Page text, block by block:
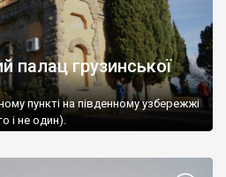
палац грузинської
пункті на південному узбережжі
і не один).